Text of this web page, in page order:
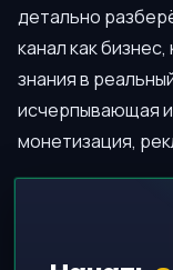
детально
канал как
знания в
исчерпывающая
монетизация,